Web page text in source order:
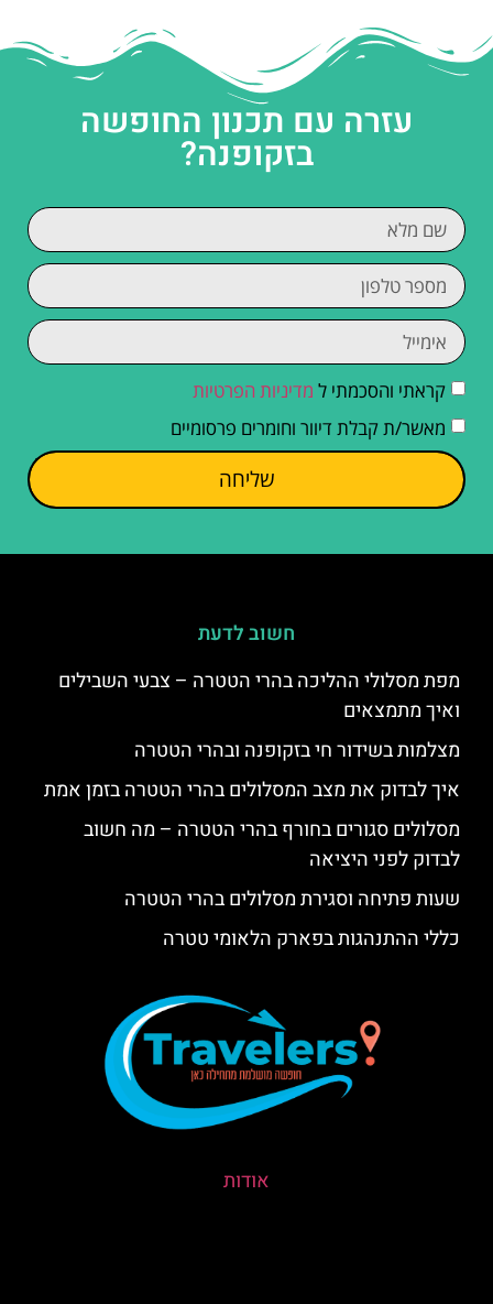
עזרה עם תכנון החופשה
בזקופנה?
קראתי והסכמתי ל מדיניות הפרטיות
מאשר/ת קבלת דיוור וחומרים פרסומיים
שליחה
חשוב לדעת
מפת מסלולי ההליכה בהרי הטטרה – צבעי השבילים
ואיך מתמצאים
מצלמות בשידור חי בזקופנה ובהרי הטטרה
איך לבדוק את מצב המסלולים בהרי הטטרה בזמן אמת
מסלולים סגורים בחורף בהרי הטטרה – מה חשוב
לבדוק לפני היציאה
שעות פתיחה וסגירת מסלולים בהרי הטטרה
כללי ההתנהגות בפארק הלאומי טטרה
אודות